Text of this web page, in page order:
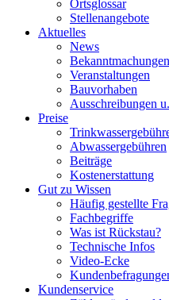
Ortsglossar
Stellenangebote
Aktuelles
News
Bekanntmachungen
Veranstaltungen
Bauvorhaben
Ausschreibungen
Preise
Abwassergebühren
Beiträge
Kostenerstattung
Gut zu Wissen
Häufig gestellte
Fachbegriffe
Was ist Rückstau?
Technische Infos
Video-Ecke
Kundenservice